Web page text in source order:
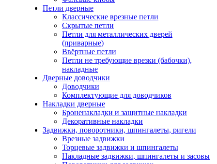
Петли дверные
Классические врезные петли
Скрытые петли
Петли для металлических дверей
(приварные)
Ввёртные петли
Петли не требующие врезки (бабочки),
накладные
Дверные доводчики
Доводчики
Комплектующие для доводчиков
Накладки дверные
Броненакладки и защитные накладки
Декоративные накладки
Задвижки, поворотники, шпингалеты, ригели
Врезные задвижки
Торцевые задвижки и шпингалеты
Накладные задвижки, шпингалеты и засовы